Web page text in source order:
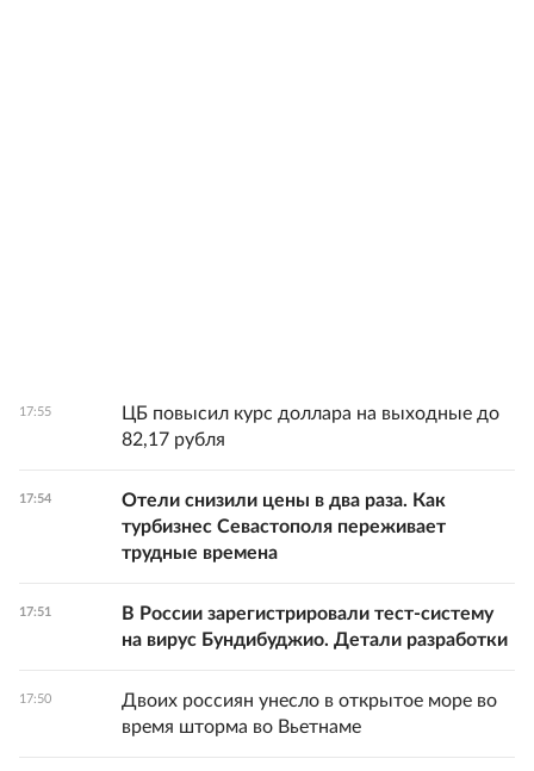
17:55
ЦБ повысил курс доллара на выходные до
82,17 рубля
17:54
Отели снизили цены в два раза. Как
турбизнес Севастополя переживает
трудные времена
17:51
В России зарегистрировали тест-систему
на вирус Бундибуджио. Детали разработки
17:50
Двоих россиян унесло в открытое море во
время шторма во Вьетнаме